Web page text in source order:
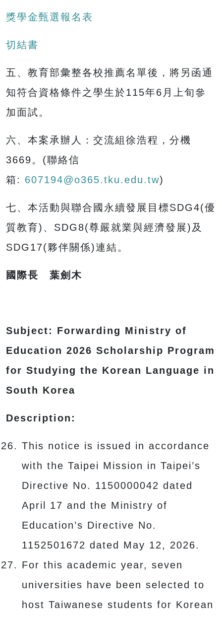
獎學金甄選報名表
切結書
五、教育部彙整各校推薦名單後，將另函通
知符合資格條件之學生於115年6月上旬參
加面試。
六、本案承辦人：交流組徐浩程，分機
3669。(聯絡信
箱: 607194@o365.tku.edu.tw)
七、本活動與聯合國永續發展目標SDG4(優
質教育)、SDG8(尊嚴就業與經濟發展)及
SDG17(夥伴關係)連結。
國際長 葉劍木
Subject: Forwarding Ministry of
Education 2026 Scholarship Program
for Studying the Korean Language in
South Korea
Description:
This notice is issued in accordance
with the Taipei Mission in Taipei’s
Directive No. 1150000042 dated
April 17 and the Ministry of
Education’s Directive No.
1152501672 dated May 12, 2026.
For this academic year, seven
universities have been selected to
host Taiwanese students for Korean